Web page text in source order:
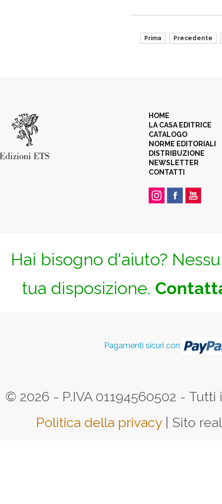
Prima Precedente
HOME
LA CASA EDITRICE
CATALOGO
NORME EDITORIALI
DISTRIBUZIONE
NEWSLETTER
CONTATTI
Hai bisogno d'aiuto?
tua disposizione.
Pagamenti sicuri con
© 2026 - P.IVA 01194560502 -
Politica della privacy | Sito